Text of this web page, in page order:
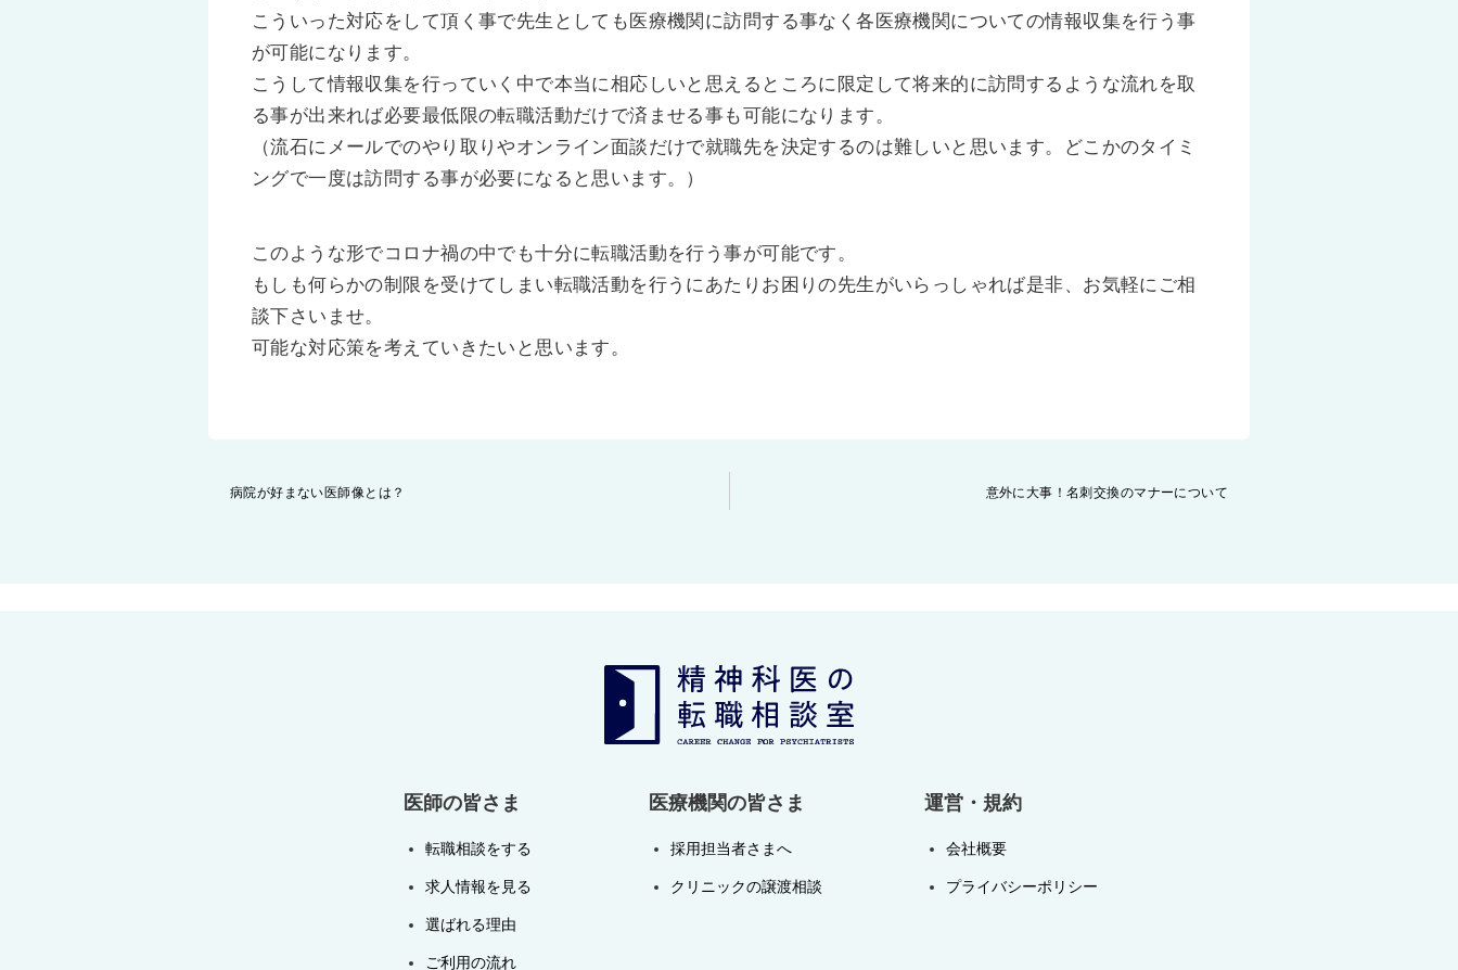
こういった対応をして頂く事で先生としても医療機関に訪問する事なく各医療機関についての情報収集を行う事
が可能になります。
こうして情報収集を行っていく中で本当に相応しいと思えるところに限定して将来的に訪問するような流れを取
る事が出来れば必要最低限の転職活動だけで済ませる事も可能になります。
（流石にメールでのやり取りやオンライン面談だけで就職先を決定するのは難しいと思います。どこかのタイミ
ングで一度は訪問する事が必要になると思います。）
このような形でコロナ禍の中でも十分に転職活動を行う事が可能です。
もしも何らかの制限を受けてしまい転職活動を行うにあたりお困りの先生がいらっしゃれば是非、お気軽にご相
談下さいませ。
可能な対応策を考えていきたいと思います。
投病院が好まない医師像とは？ 意外に大事！名刺交換のマナーについて
医師の皆さま
転職相談をする
求人情報を見る
選ばれる理由
ご利用の流れ
医療機関の皆さま
採用担当者さまへ
クリニックの譲渡相談
運営・規約
会社概要
プライバシーポリシー